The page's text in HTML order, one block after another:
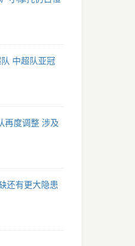
中超队亚冠
再度调整 涉及
还有更大隐患